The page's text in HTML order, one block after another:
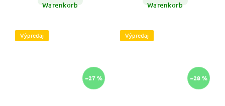
Warenkorb
Warenkorb
Výpredaj
–27 %
Výpredaj
–28 %